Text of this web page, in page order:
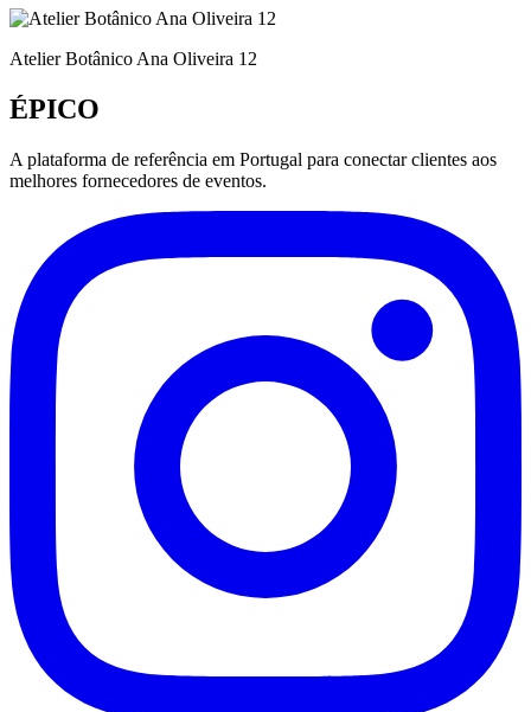
Atelier Botânico Ana Oliveira 12
ÉPICO
A plataforma de referência em Portugal para conectar clientes aos
melhores fornecedores de eventos.